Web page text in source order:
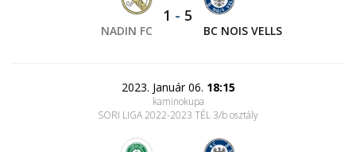
NADIN FC
1 - 5
BC NOIS VELLS
2023. Január 06. 18:15
kaminokupa
SORI LIGA 2022-2023 TÉL 3/b osztály